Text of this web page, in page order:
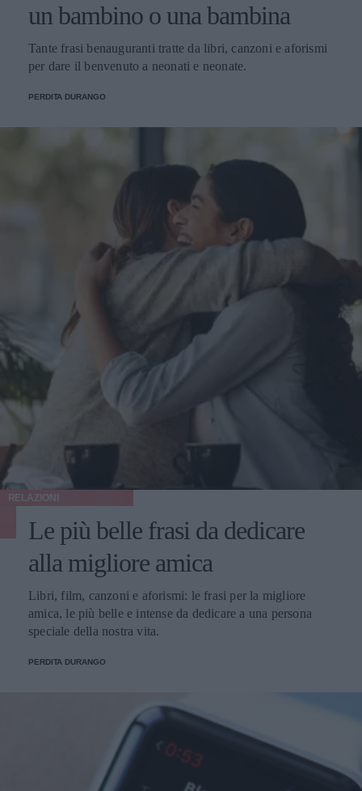
un bambino o una bambina
Tante frasi benauguranti tratte da libri, canzoni e aforismi
per dare il benvenuto a neonati e neonate.
PERDITA DURANGO
RELAZIONI
Le più belle frasi da dedicare
alla migliore amica
Libri, film, canzoni e aforismi: le frasi per la migliore
amica, le più belle e intense da dedicare a una persona
speciale della nostra vita.
PERDITA DURANGO